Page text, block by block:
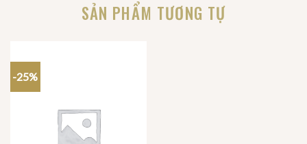
SẢN PHẨM TƯƠNG TỰ
-25%